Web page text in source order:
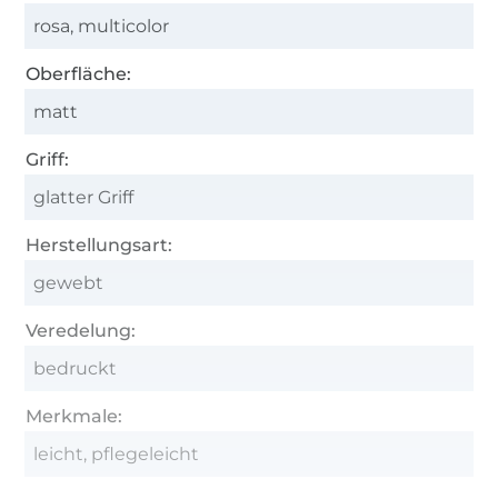
rosa, multicolor
Oberfläche:
matt
Griff:
glatter Griff
Herstellungsart:
gewebt
Veredelung:
bedruckt
Merkmale:
leicht, pflegeleicht